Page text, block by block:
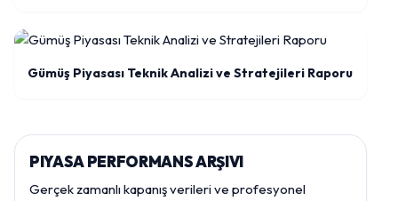
Gümüş Piyasası Teknik Analizi ve Stratejileri Raporu
PIYASA PERFORMANS ARŞIVI
Gerçek zamanlı kapanış verileri ve profesyonel